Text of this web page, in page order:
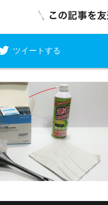
ツイートする